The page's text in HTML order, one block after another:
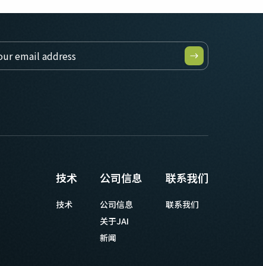
技术
技术
公司信息
公司信息
关于JAI
新闻
联系我们
联系我们